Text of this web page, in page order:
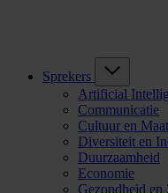
Sprekers
Artificial
Communicatie
Cultuur en
Diversiteit en
Duurzaamheid
Economie
Gezondheid en